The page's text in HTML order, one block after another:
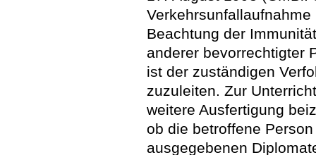
Beachtung der
anderer bevorrechtigter
ist der zuständigen
zuzuleiten. Zur
weitere Ausfertigung
ob die betroffene
ausgegebenen